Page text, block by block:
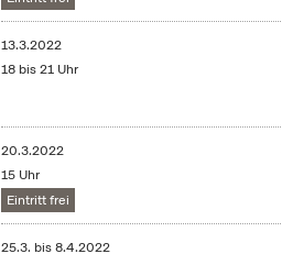
13.3.2022
18 bis 21 Uhr
20.3.2022
15 Uhr
Eintritt frei
25.3. bis8.4.2022